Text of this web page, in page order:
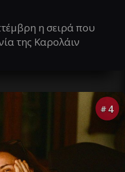
η σειρά που
της Καρολάιν
# 4